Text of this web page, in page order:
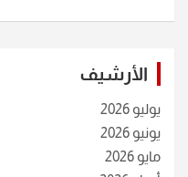
الأرشيف
يوليو 2026
يونيو 2026
مايو 2026